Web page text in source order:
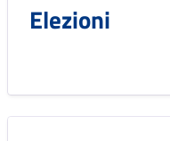
Elezioni